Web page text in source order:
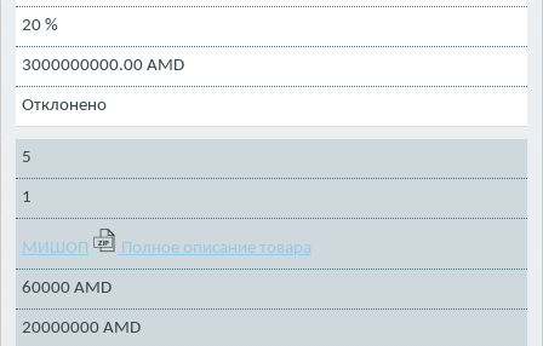
20 %
3000000000.00 AMD
Отклонено
5
1
МИШОП Полное описание товара
60000 AMD
20000000 AMD